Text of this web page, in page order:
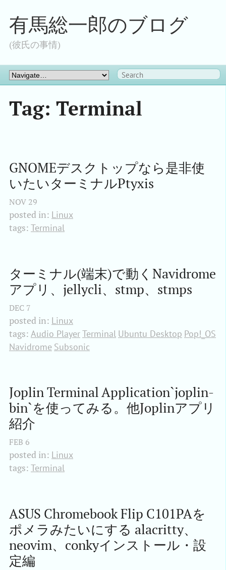
有馬総一郎のブログ
(彼氏の事情)
Tag: Terminal
GNOMEデスクトップなら是非使
いたいターミナルPtyxis
NOV 29
posted in: Linux
tags: Terminal
ターミナル(端末)で動くNavidrome
アプリ、jellycli、stmp、stmps
DEC 7
posted in: Linux
tags: Audio PlayerTerminal Ubuntu Desktop Pop!_OS
Navidrome Subsonic
Joplin Terminal Application`joplin-
bin`を使ってみる。他Joplinアプリ
紹介
FEB 6
posted in: Linux
tags: Terminal
ASUS Chromebook Flip C101PAを
ポメラみたいにする alacritty、
neovim、conkyインストール・設
定編